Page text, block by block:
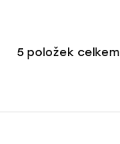
O
á
5položek celkem